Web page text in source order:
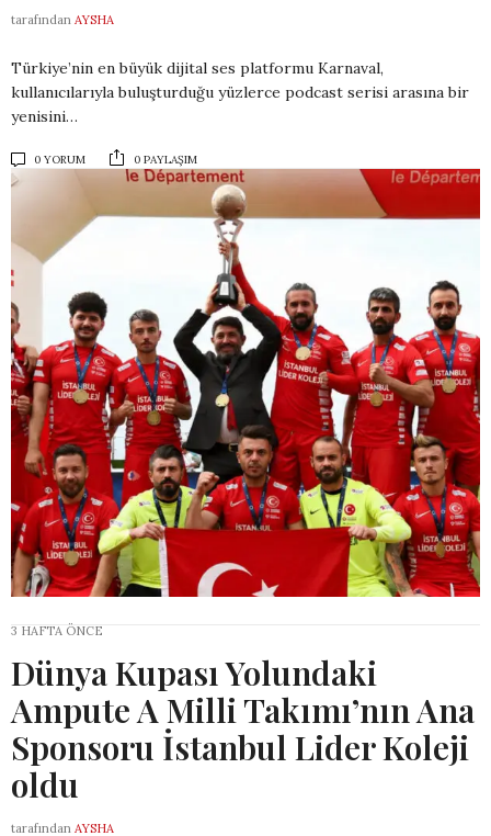
tarafından AYSHA
Türkiye’nin en büyük dijital ses platformu Karnaval,
kullanıcılarıyla buluşturduğu yüzlerce podcast serisi arasına bir
yenisini…
0 YORUM 0 PAYLAŞIM
3 HAFTA ÖNCE
Dünya Kupası Yolundaki
Ampute A Milli Takımı’nın Ana
Sponsoru İstanbul Lider Koleji
oldu
tarafından AYSHA